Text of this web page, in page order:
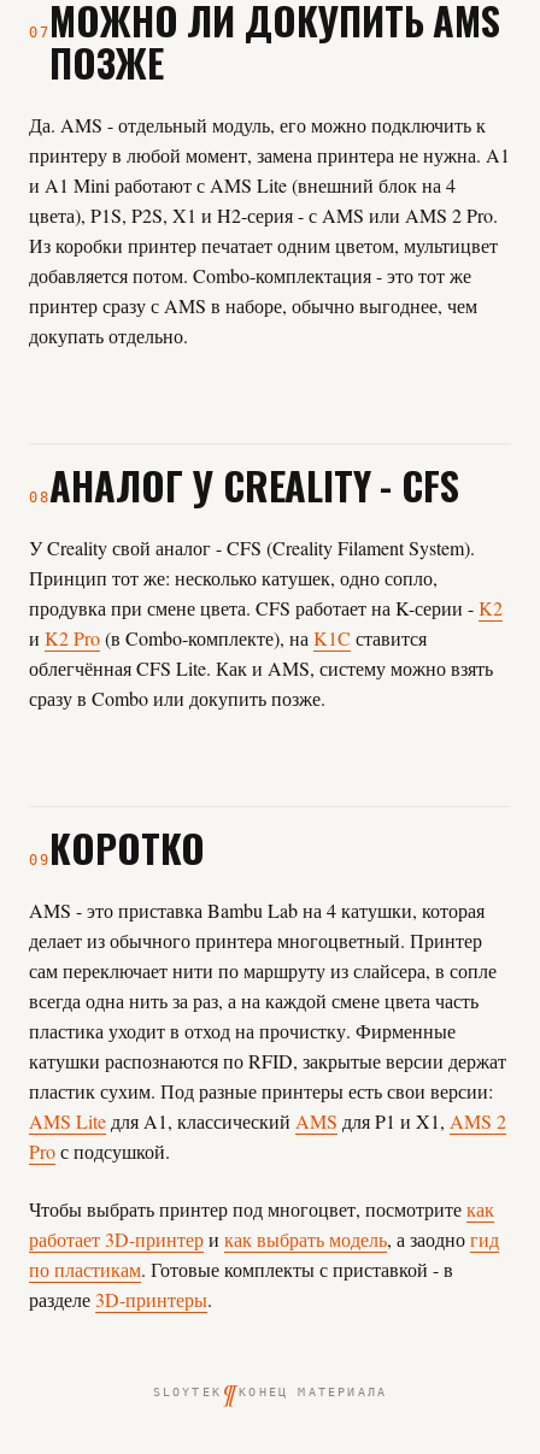
07 МОЖНО ЛИ ДОКУПИТЬ AMS
ПОЗЖЕ
Да. AMS - отдельный модуль, его можно подключить к
принтеру в любой момент, замена принтера не нужна. A1
и A1 Mini работают с AMS Lite (внешний блок на 4
цвета), P1S, P2S, X1 и H2-серия - с AMS или AMS 2 Pro.
Из коробки принтер печатает одним цветом, мультицвет
добавляется потом. Combo-комплектация - это тот же
принтер сразу с AMS в наборе, обычно выгоднее, чем
докупать отдельно.
08АНАЛОГ У CREALITY - CFS
У Creality свой аналог - CFS (Creality Filament System).
Принцип тот же: несколько катушек, одно сопло,
продувка при смене цвета. CFS работает на K-серии -K2
и K2 Pro(в Combo-комплекте), наK1C ставится
облегчённая CFS Lite. Как и AMS, систему можно взять
сразу в Combo или докупить позже.
09 КОРОТКО
AMS - это приставка Bambu Lab на 4 катушки, которая
делает из обычного принтера многоцветный. Принтер
сам переключает нити по маршруту из слайсера, в сопле
всегда одна нить за раз, а на каждой смене цвета часть
пластика уходит в отход на прочистку. Фирменные
катушки распознаются по RFID, закрытые версии держат
пластик сухим. Под разные принтеры есть свои версии:
AMS Liteдля A1, классический AMS для P1 и X1, AMS 2
Proс подсушкой.
Чтобы выбрать принтер под многоцвет, посмотритекак
работает 3D-принтери как выбрать модель, а заодногид
по пластикам. Готовые комплекты с приставкой - в
разделе3D-принтеры.
SLOYTEK ¶КОНЕЦ МАТЕРИАЛА